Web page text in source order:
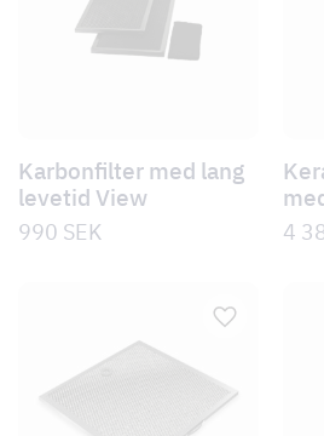
Karbonfilter med lang
levetid View
990 SEK 4